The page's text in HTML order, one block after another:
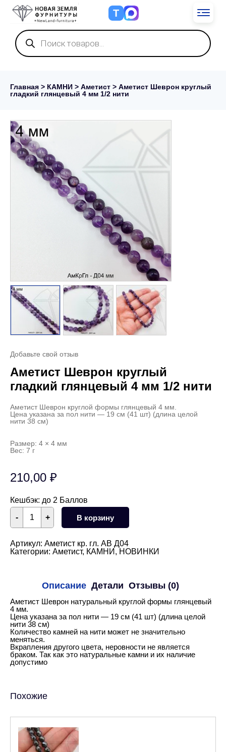
Т
Поиск
товаров
Главная > КАМНИ > Аметист > Аметист Шеврон круглый
гладкий глянцевый 4 мм 1/2 нити
Добавьте свой отзыв
Аметист Шеврон круглый
гладкий глянцевый 4 мм 1/2 нити
Аметист Шеврон круглой формы глянцевый 4 мм.
Цена указана за пол нити — 19 см (41 шт) (длина целой
нити 38 см)
Размер: 4 × 4 мм
Вес: 7 г
210,00 ₽
Кешбэк: до 2 Баллов
+
Количество
товара
Аметист
круглый
гладкий
1/2
нити
- В корзину
Артикул: Аметист кр. гл. АВ Д04
Категории: Аметист, КАМНИ , НОВИНКИ
Описание Детали Отзывы (0)
Аметист Шеврон натуральный круглой формы глянцевый
4 мм.
Цена указана за пол нити — 19 см (41 шт) (длина целой
нити 38 см)
Количество камней на нити может не значительно
меняться.
Вкрапления другого цвета, неровности не является
браком. Так как это натуральные камни и их наличие
допустимо
Похожие